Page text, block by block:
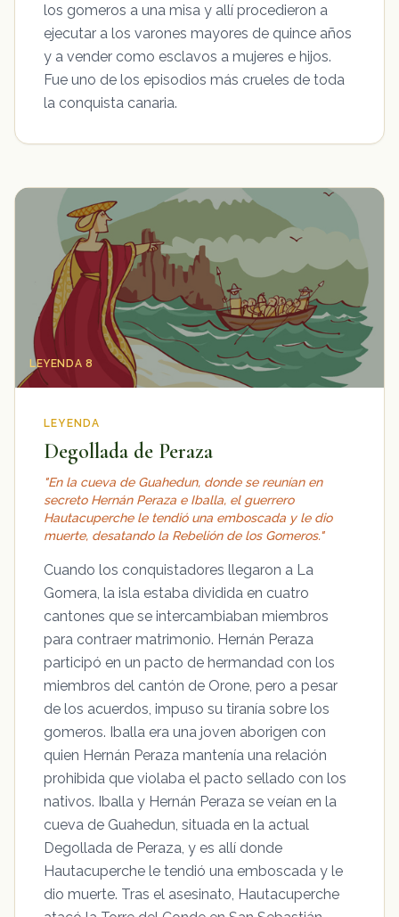
los gomeros a una misa y allí procedieron a
ejecutar a los varones mayores de quince años
y a vender como esclavos a mujeres e hijos.
Fue uno de los episodios más crueles de toda
la conquista canaria.
LEYENDA 8
LEYENDA
Degollada de Peraza
"En la cueva de Guahedun, donde se reunían en
secreto Hernán Peraza e Iballa, el guerrero
Hautacuperche le tendió una emboscada y le dio
muerte, desatando la Rebelión de los Gomeros."
Cuando los conquistadores llegaron a La
Gomera, la isla estaba dividida en cuatro
cantones que se intercambiaban miembros
para contraer matrimonio. Hernán Peraza
participó en un pacto de hermandad con los
miembros del cantón de Orone, pero a pesar
de los acuerdos, impuso su tiranía sobre los
gomeros. Iballa era una joven aborigen con
quien Hernán Peraza mantenía una relación
prohibida que violaba el pacto sellado con los
nativos. Iballa y Hernán Peraza se veían en la
cueva de Guahedun, situada en la actual
Degollada de Peraza, y es allí donde
Hautacuperche le tendió una emboscada y le
dio muerte. Tras el asesinato, Hautacuperche